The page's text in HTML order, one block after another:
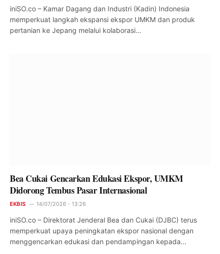
iniSO.co – Kamar Dagang dan Industri (Kadin) Indonesia
memperkuat langkah ekspansi ekspor UMKM dan produk
pertanian ke Jepang melalui kolaborasi…
Bea Cukai Gencarkan Edukasi Ekspor, UMKM
Didorong Tembus Pasar Internasional
EKBIS 14/07/2026 - 13:26
iniSO.co – Direktorat Jenderal Bea dan Cukai (DJBC) terus
memperkuat upaya peningkatan ekspor nasional dengan
menggencarkan edukasi dan pendampingan kepada…